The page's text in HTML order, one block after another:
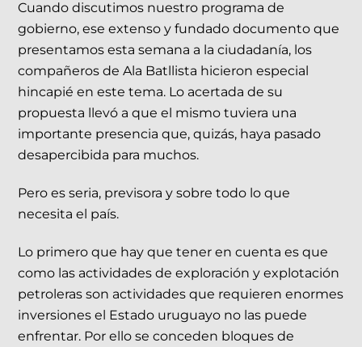
Cuando discutimos nuestro programa de
gobierno, ese extenso y fundado documento que
presentamos esta semana a la ciudadanía, los
compañeros de Ala Batllista hicieron especial
hincapié en este tema. Lo acertada de su
propuesta llevó a que el mismo tuviera una
importante presencia que, quizás, haya pasado
desapercibida para muchos.
Pero es seria, previsora y sobre todo lo que
necesita el país.
Lo primero que hay que tener en cuenta es que
como las actividades de exploración y explotación
petroleras son actividades que requieren enormes
inversiones el Estado uruguayo no las puede
enfrentar. Por ello se conceden bloques de